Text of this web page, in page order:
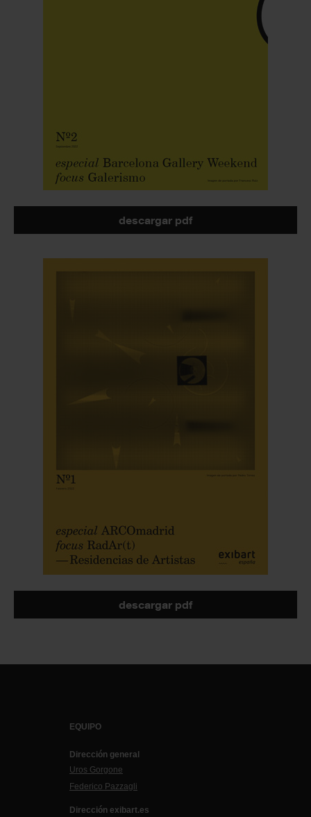
descargar pdf
descargar pdf
EQUIPO
Dirección general
Uros Gorgone
Federico Pazzagli
Dirección exibart.es